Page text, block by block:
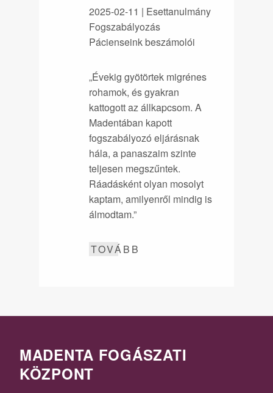
2025-02-11 | Esettanulmány
Fogszabályozás
Pácienseink beszámolói
„Évekig gyötörtek migrénes
rohamok, és gyakran
kattogott az állkapcsom. A
Madentában kapott
fogszabályozó eljárásnak
hála, a panaszaim szinte
teljesen megszűntek.
Ráadásként olyan mosolyt
kaptam, amilyenről mindig is
álmodtam.”
TOVÁBB
MADENTA FOGÁSZATI
KÖZPONT